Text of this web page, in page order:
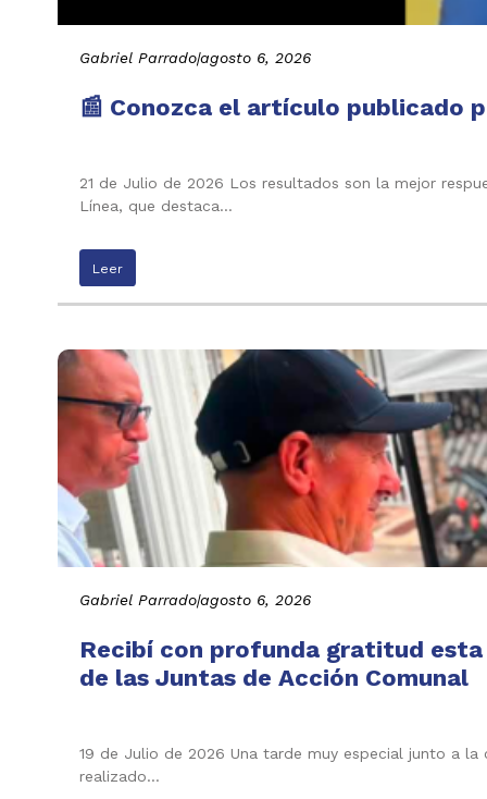
Gabriel Parrado|agosto 6, 2026
📰 Conozca el artículo publicado
21 de Julio de 2026 Los resultados son la mejor
Línea, que destaca…
Leer
Gabriel Parrado|agosto 6, 2026
Recibí con profunda gratitud
de las Juntas de Acción Comunal
19 de Julio de 2026 Una tarde muy especial junto a
realizado…